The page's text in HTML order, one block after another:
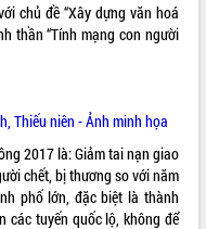
chủ đề “Xây dựng văn hoá
thần “Tính mạng con người
Thiếu niên - Ảnh minh họa
2017 là: Giảm tai nạn giao
chết, bị thương so với năm
phố lớn, đặc biệt là thành
các tuyến quốc lộ, không để